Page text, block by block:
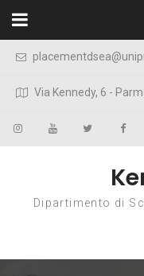
Skip to content
Via Kennedy, 6 -
Dipartimento di